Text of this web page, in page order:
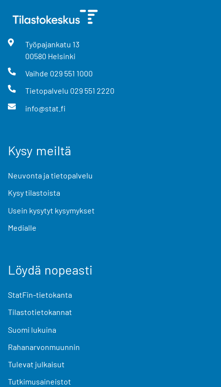
Työpajankatu 13
00580 Helsinki
Vaihde 029 551 1000
Tietopalvelu 029 551 2220
info@stat.fi
Kysy meiltä
Neuvonta ja tietopalvelu
Kysy tilastoista
Usein kysytyt kysymykset
Medialle
Löydä nopeasti
StatFin-tietokanta
Tilastotietokannat
Suomi lukuina
Rahanarvonmuunnin
Tulevat julkaisut
Tutkimusaineistot